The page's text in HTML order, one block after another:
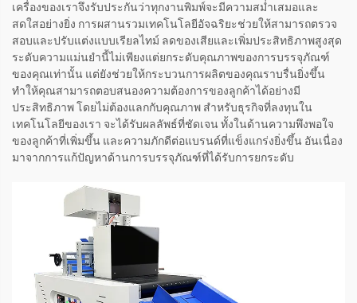
เครื่องของเราจึงรับประกันว่าทุกงานพิมพ์จะมีความสม่ำเสมอและ
สดใสอย่างยิ่ง การผสานรวมเทคโนโลยีอัจฉริยะช่วยให้สามารถตรวจ
สอบและปรับแต่งแบบเรียลไทม์ ลดของเสียและเพิ่มประสิทธิภาพสูงสุด
ระดับความแม่นยำนี้ไม่เพียงแต่ยกระดับคุณภาพของการบรรจุภัณฑ์
ของคุณเท่านั้น แต่ยังช่วยให้กระบวนการผลิตของคุณราบรื่นยิ่งขึ้น
ทำให้คุณสามารถตอบสนองความต้องการของลูกค้าได้อย่างมี
ประสิทธิภาพ โดยไม่ต้องแลกกับคุณภาพ สำหรับธุรกิจที่ลงทุนใน
เทคโนโลยีของเรา จะได้รับผลลัพธ์ที่ชัดเจน ทั้งในด้านความพึงพอใจ
ของลูกค้าที่เพิ่มขึ้น และความภักดีต่อแบรนด์ที่แข็งแกร่งยิ่งขึ้น อันเนื่อง
มาจากการแก้ปัญหาด้านการบรรจุภัณฑ์ที่ได้รับการยกระดับ